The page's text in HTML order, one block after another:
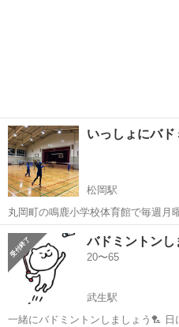
いっしょにバド
松岡駅
丸岡町の鳴鹿小学校体育館で毎週月
市内からも意外と近いですよｗ（志
ながらバドを楽しむ目的で活動して
い年代の方に参加してい...
福井 坂井市 松岡駅 バド
バドミントンし
20〜65
武生駅
一緒にバドミントンしましょう🏸 日にち 毎週土曜日 場所 越前市の武